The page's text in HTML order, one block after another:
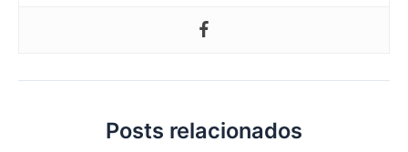
Posts relacionados